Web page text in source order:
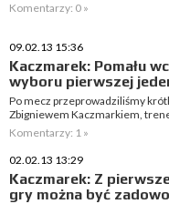
Komentarzy: 0 »
09.02.13 15:36
Kaczmarek: Pomału
wyboru pierwszej
Po mecz przeprowadziliśmy
Zbigniewem Kaczmarkiem,
Komentarzy: 1 »
02.02.13 13:29
Kaczmarek: Z
gry można być